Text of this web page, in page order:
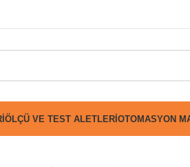
ÖLÇÜ VE TEST ALETLERIOTOMASYON